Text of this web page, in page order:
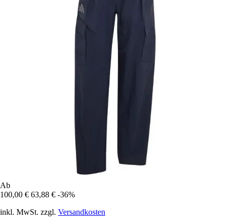
Ab
100,00 € 63,88 € -36%
inkl. MwSt. zzgl. Versandkosten